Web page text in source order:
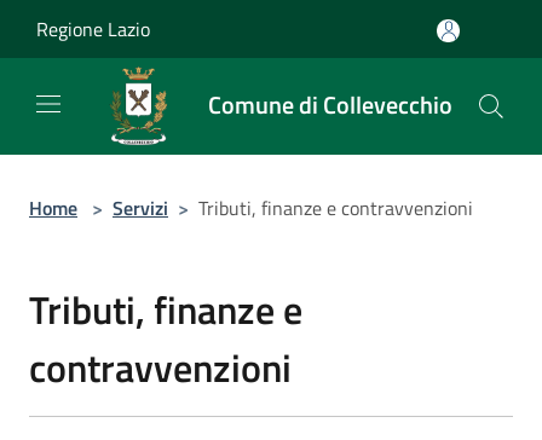
Regione Lazio
Comune di Collevecchio
Home > Servizi > Tributi, finanze e contravvenzioni
Tributi, finanze e
contravvenzioni